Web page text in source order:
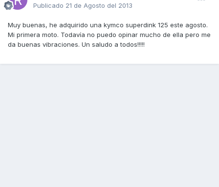
Publicado 21 de Agosto del 2013
Muy buenas, he adquirido una kymco superdink 125 este agosto.
Mi primera moto. Todavía no puedo opinar mucho de ella pero me
da buenas vibraciones. Un saludo a todos!!!!!